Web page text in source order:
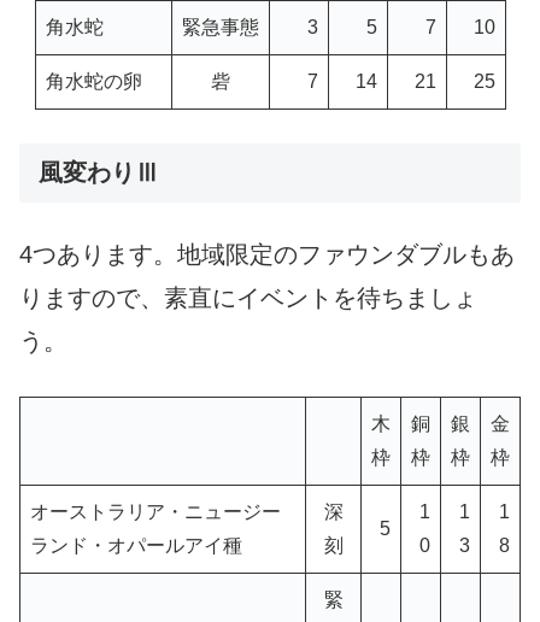
角水蛇 緊急事態 3 5 7 10
角水蛇の卵 砦 7 14 21 25
風変わりⅢ
4つあります。地域限定のファウンダブルもあ
りますので、素直にイベントを待ちましょ
う。
木
枠
銅
枠
銀
枠
金
枠
オーストラリア・ニュージー
ランド・オパールアイ種
深
刻
5
1
0
1
3
1
8
緊